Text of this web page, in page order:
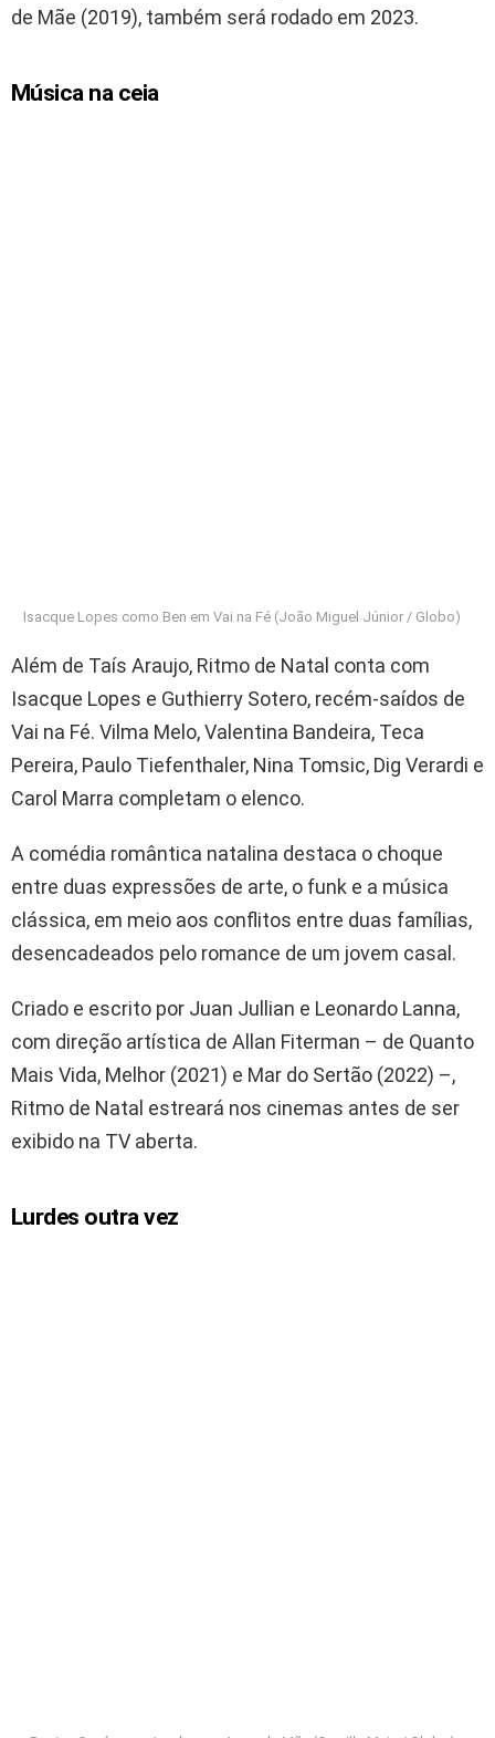
de Mãe (2019), também será rodado em 2023.
Música na ceia
Isacque Lopes como Ben em Vai na Fé (João Miguel Júnior / Globo)
Além de Taís Araujo, Ritmo de Natal conta com
Isacque Lopes e Guthierry Sotero, recém-saídos de
Vai na Fé. Vilma Melo, Valentina Bandeira, Teca
Pereira, Paulo Tiefenthaler, Nina Tomsic, Dig Verardi e
Carol Marra completam o elenco.
A comédia romântica natalina destaca o choque
entre duas expressões de arte, o funk e a música
clássica, em meio aos conflitos entre duas famílias,
desencadeados pelo romance de um jovem casal.
Criado e escrito por Juan Jullian e Leonardo Lanna,
com direção artística de Allan Fiterman – de Quanto
Mais Vida, Melhor (2021) e Mar do Sertão (2022) –,
Ritmo de Natal estreará nos cinemas antes de ser
exibido na TV aberta.
Lurdes outra vez